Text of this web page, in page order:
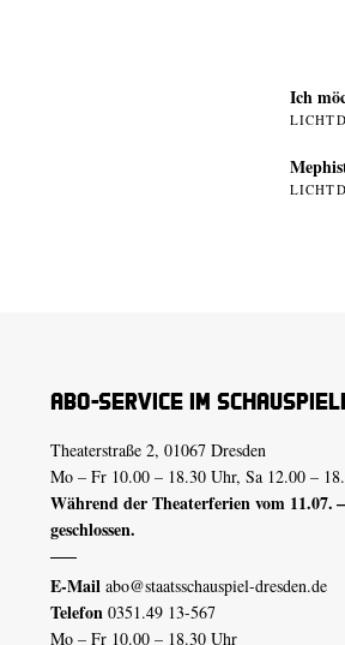
Ich
Abo-Service im
Theaterstraße 2, 01067 Dresden
Mo – Fr 10.00 – 18.30 Uhr, Sa 12.00 –
Während der Theaterferien vom 11.07.
geschlossen.
E-Mail abo@staatsschauspiel-dresden.de
Telefon 0351.49 13-567
Mo – Fr 10.00 – 18.30 Uhr